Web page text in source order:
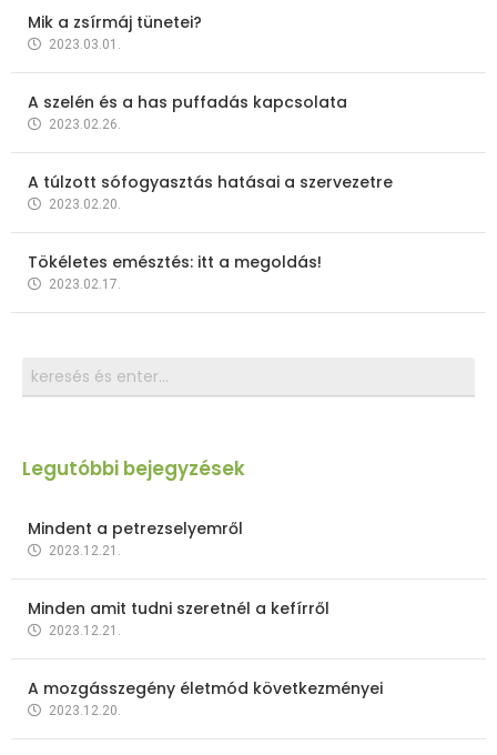
Mik a zsírmáj tünetei?
2023.03.01.
A szelén és a has puffadás kapcsolata
2023.02.26.
A túlzott sófogyasztás hatásai a szervezetre
2023.02.20.
Tökéletes emésztés: itt a megoldás!
2023.02.17.
Legutóbbi bejegyzések
Mindent a petrezselyemről
2023.12.21.
Minden amit tudni szeretnél a kefírről
2023.12.21.
A mozgásszegény életmód következményei
2023.12.20.